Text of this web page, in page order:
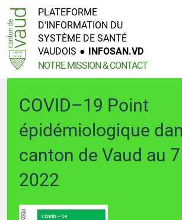
PLATEFORME
D'INFORMATION DU
SYSTÈME DE SANTÉ
VAUDOIS ● INFOSAN.VD
NOTRE MISSION & CONTACT
COVID–19 Point
épidémiologique
canton de Vaud au
2022